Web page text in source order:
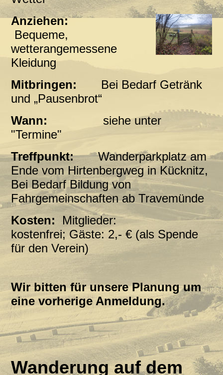
Anziehen:
Bequeme,
wetterangemessene
Kleidung
Mitbringen: Bei Bedarf Getränk
und „Pausenbrot“
Wann: siehe unter
"Termine"
Treffpunkt:Wanderparkplatz am
Ende vom Hirtenbergweg in Kücknitz,
Bei Bedarf Bildung von
Fahrgemeinschaften ab Travemünde
Kosten: Mitglieder:
kostenfrei; Gäste: 2,- € (als Spende
für den Verein)
Wir bitten für unsere Planung um
eine vorherige Anmeldung.
Wanderung auf dem